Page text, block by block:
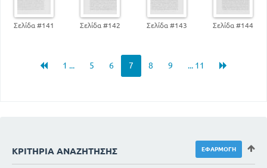
Σελίδα #141 Σελίδα #142 Σελίδα #143 Σελίδα #144
1 ... 5 6 7 8 9 ... 11
ΚΡΙΤΉΡΙΑ ΑΝΑΖΉΤΗΣΗΣ